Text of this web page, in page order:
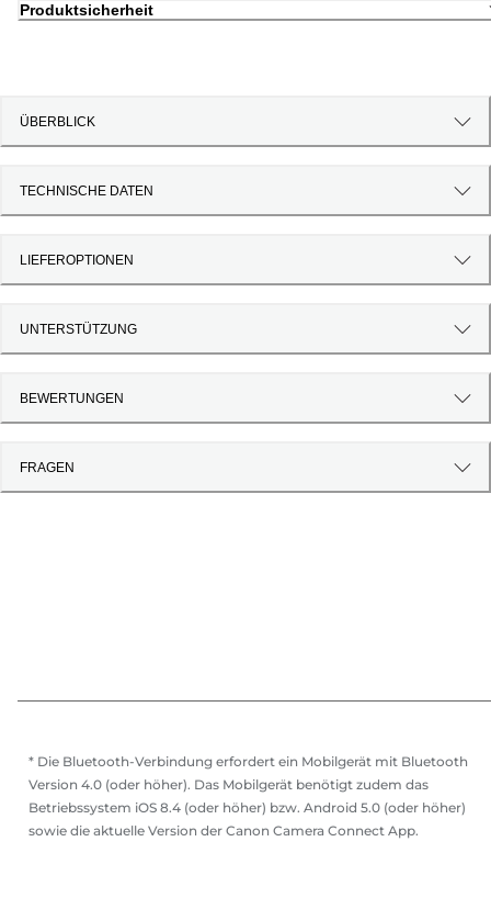
Produktsicherheit
ÜBERBLICK
TECHNISCHE DATEN
LIEFEROPTIONEN
UNTERSTÜTZUNG
BEWERTUNGEN
FRAGEN
* Die Bluetooth-Verbindung erfordert ein Mobilgerät mit Bluetooth
Version 4.0 (oder höher). Das Mobilgerät benötigt zudem das
Betriebssystem iOS 8.4 (oder höher) bzw. Android 5.0 (oder höher)
sowie die aktuelle Version der Canon Camera Connect App.